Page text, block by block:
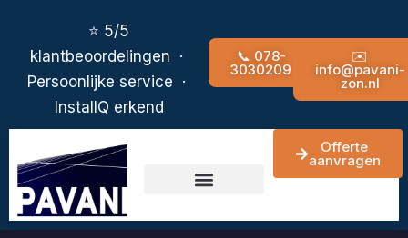
inhoud
⭐ 5/5
klantbeoordelingen ·
Persoonlijke service ·
InstallQ erkend
📞 078-
3030209
✉️
info@pavani-
zon.nl
Offerte
aanvragen